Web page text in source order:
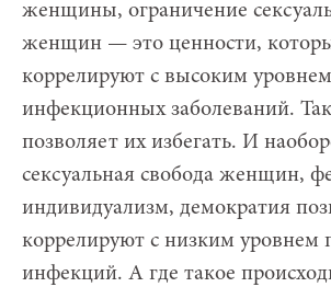
женщины, ограничение
женщин — это ценности,
коррелируют с высоким уровнем
инфекционных заболеваний.
позволяет их избегать. И
сексуальная свобода женщин,
индивидуализм, демократия
коррелируют с низким уровнем
инфекций. А где такое